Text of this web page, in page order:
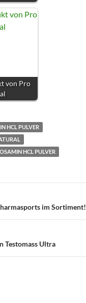
von Pro
HCL PULVER
HCL PULVER
im Sortiment!
Testomass Ultra